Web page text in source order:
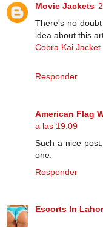
Movie Jackets
There's no
idea about this
Cobra Kai Jacket
Responder
American Flag
a las 19:09
Such a nice
one.
Responder
Escorts In